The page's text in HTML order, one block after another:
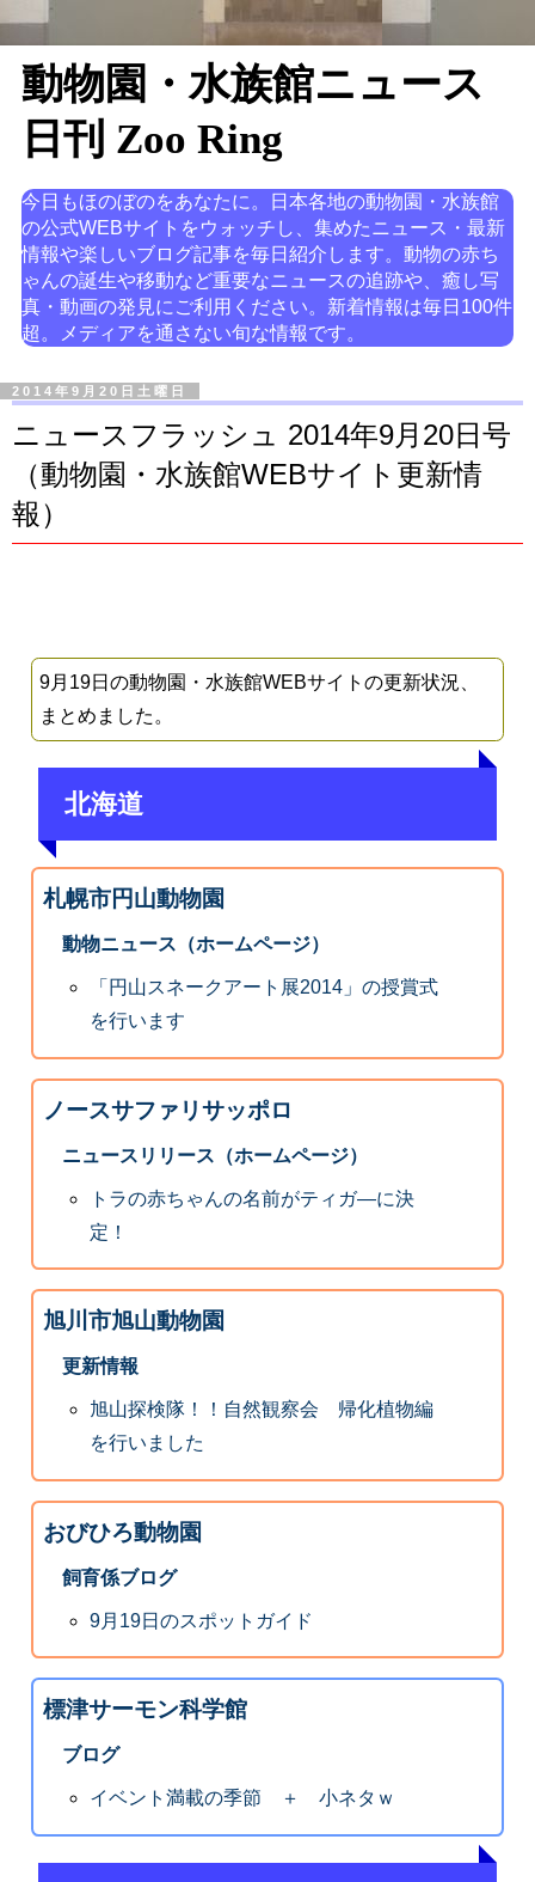
動物園・水族館ニュース
日刊 Zoo Ring
今日もほのぼのをあなたに。日本各地の動物園・水族館
の公式WEBサイトをウォッチし、集めたニュース・最新
情報や楽しいブログ記事を毎日紹介します。動物の赤ち
ゃんの誕生や移動など重要なニュースの追跡や、癒し写
真・動画の発見にご利用ください。新着情報は毎日100件
超。メディアを通さない旬な情報です。
2014年9月20日土曜日
ニュースフラッシュ 2014年9月20日号
（動物園・水族館WEBサイト更新情
報）
9月19日の動物園・水族館WEBサイトの更新状況、
まとめました。
北海道
札幌市円山動物園
動物ニュース（ホームページ）
「円山スネークアート展2014」の授賞式
を行います
ノースサファリサッポロ
ニュースリリース（ホームページ）
トラの赤ちゃんの名前がティガ―に決
定！
旭川市旭山動物園
更新情報
旭山探検隊！！自然観察会 帰化植物編
を行いました
おびひろ動物園
飼育係ブログ
9月19日のスポットガイド
標津サーモン科学館
ブログ
イベント満載の季節 ＋ 小ネタｗ